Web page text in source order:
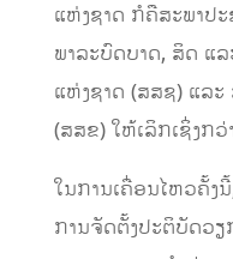
ແຫ່ງຊາດ ກໍຄືສະພາປ
ພາລະບົດບາດ, ສິດ ແ
ແຫ່ງຊາດ (ສສຊ) ແລ
(ສສຂ) ໃຫ້ເລິກເຊິ່ງກວ່
ໃນການເຄື່ອນໄຫວຄັ້ງ
ການຈັດຕັ້ງປະຕິບັດວຽ